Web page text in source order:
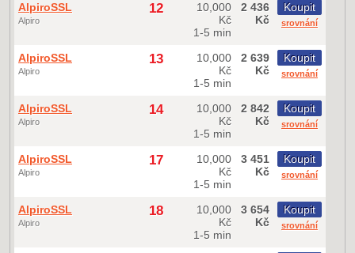
AlpiroSSL
Alpiro
12
10,000
Kč
1-5 min
2 436
Kč
Koupit
srovnání
AlpiroSSL
Alpiro
13
10,000
Kč
1-5 min
2 639
Kč
Koupit
srovnání
AlpiroSSL
Alpiro
14
10,000
Kč
1-5 min
2 842
Kč
Koupit
srovnání
AlpiroSSL
Alpiro
17
10,000
Kč
1-5 min
3 451
Kč
Koupit
srovnání
AlpiroSSL
Alpiro
18
10,000
Kč
1-5 min
3 654
Kč
Koupit
srovnání